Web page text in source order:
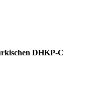
DHKP-C